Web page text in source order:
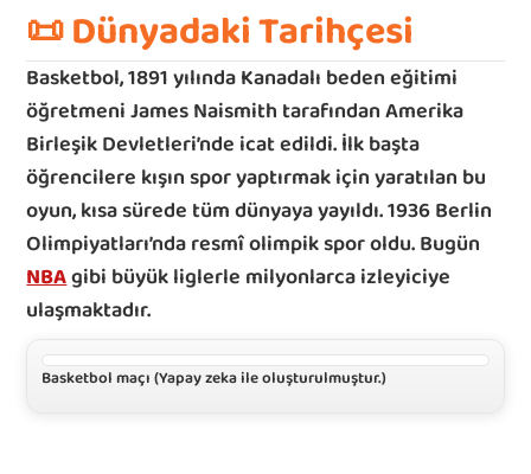
📜 Dünyadaki Tarihçesi
Basketbol, 1891 yılında Kanadalı beden eğitimi
öğretmeni James Naismith tarafından Amerika
Birleşik Devletleri’nde icat edildi. İlk başta
öğrencilere kışın spor yaptırmak için yaratılan bu
oyun, kısa sürede tüm dünyaya yayıldı. 1936 Berlin
NBA gibi büyük liglerle milyonlarca izleyiciye
ulaşmaktadır.
Basketbol maçı (Yapay zeka ile oluşturulmuştur.)